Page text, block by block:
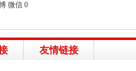
微信 0
友情链接